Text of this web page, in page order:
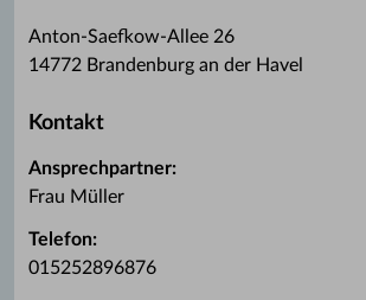
Anton-Saefkow-Allee 26
14772 Brandenburg an der Havel
Kontakt
Ansprechpartner:
Frau Müller
Telefon:
015252896876